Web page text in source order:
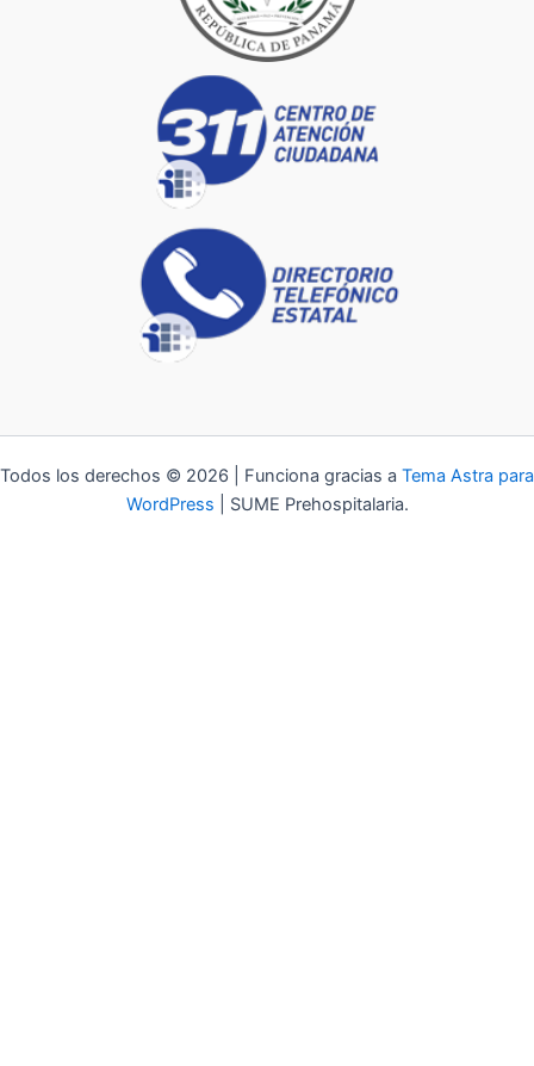
Todos los derechos © 2026 | Funciona gracias a Tema Astra para
WordPress | SUME Prehospitalaria.